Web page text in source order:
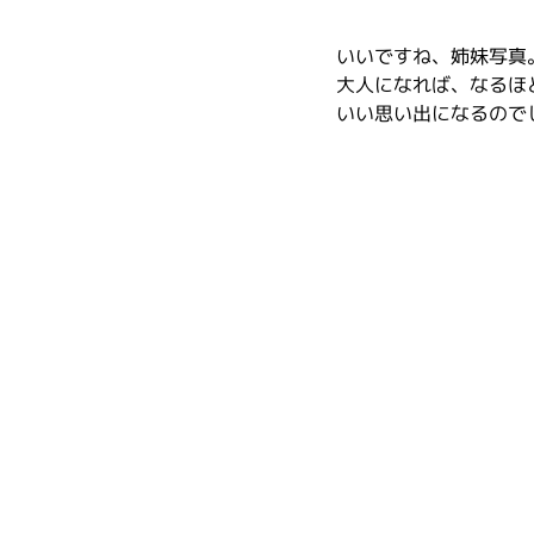
いいですね、姉妹写真。
大人になれば、なるほ
いい思い出になるので